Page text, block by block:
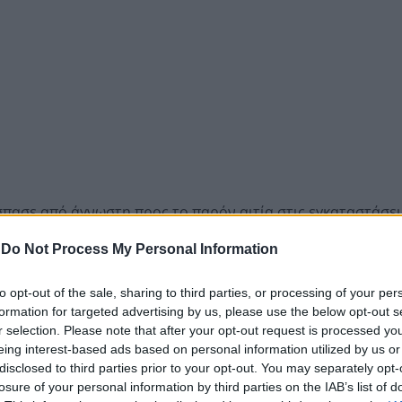
Do Not Process My Personal Information
opt-out of the sale, sharing to third parties, or processing of your
for targeted advertising by us, please use the below opt-out
selection. Please note that after your opt-out request is processed
interest-based ads based on personal information utilized by us
to third parties prior to your opt-out. You may separately
of your personal information by third parties on the IAB’s list of
από άγνωστη προς το παρόν αιτία στις
της επαρχίας Ακντενίζ και στη συνέχεια
φαίνεται η μεγάλη πυρκαγιά που καίει στις δεξαμενές
çıkan yangında bir işçi hayatını kaybetti.
https://t.co/sMCmrPWzmvpic.twitter.com/yLKVqAlgwl